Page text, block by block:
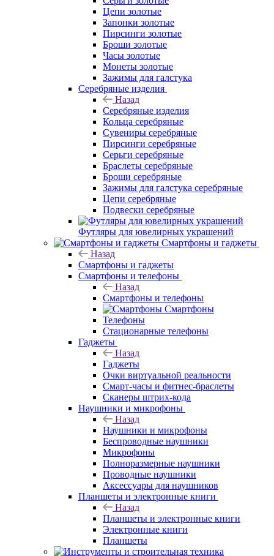
Цепи золотые
Запонки золотые
Пирсинги золотые
Броши золотые
Часы золотые
Монеты золотые
Зажимы для галстука
Серебряные изделия
Назад
Серебряные изделия
Кольца серебряные
Сувениры серебряные
Пирсинги серебряные
Серьги серебряные
Браслеты серебряные
Броши серебряные
Зажимы для галстука серебряные
Цепи серебряные
Подвески серебряные
Футляры для ювелирных украшений
Смартфоны и гаджеты
Назад
Смартфоны и гаджеты
Смартфоны и телефоны
Назад
Смартфоны и телефоны
Смартфоны
Телефоны
Стационарные телефоны
Гаджеты
Назад
Гаджеты
Очки виртуальной реальности
Смарт-часы и фитнес-браслеты
Сканеры штрих-кода
Наушники и микрофоны
Назад
Наушники и микрофоны
Беспроводные наушники
Микрофоны
Полноразмерные наушники
Проводные наушники
Аксессуары для наушников
Планшеты и электронные книги
Назад
Планшеты и электронные книги
Электронные книги
Планшеты